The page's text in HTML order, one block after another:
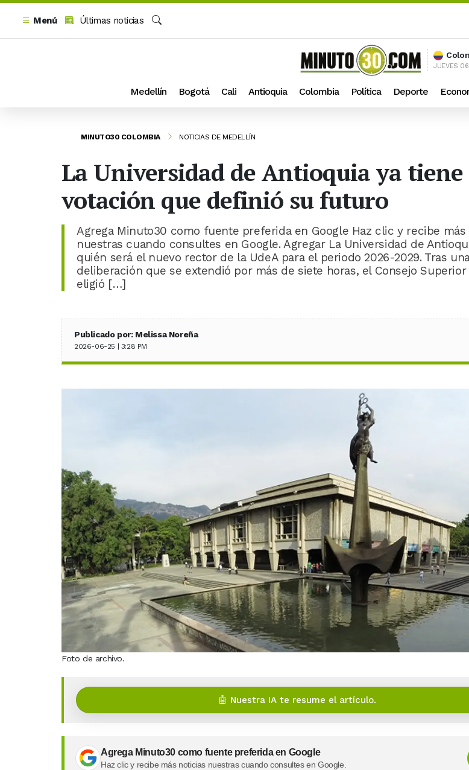
Menú
Últimas noticias
JUEVES
Medellín Bogotá Cali Antioquia Colombia Política Deporte
MINUTO30 COLOMBIA NOTICIAS DE MEDELLÍN
La Universidad de Antioquia ya
votación que definió su futuro
Agrega Minuto30 como fuente preferida en Google Haz clic y recibe más
nuestras cuando consultes en Google. Agregar La Universidad de
quién será el nuevo rector de la UdeA para el periodo 2026-2029. Tras
deliberación que se extendió por más de siete horas, el Consejo
eligió […]
Publicado por: Melissa Noreña
2026-06-25 | 3:28 PM
Foto de archivo.
🤖 Nuestra IA te resume el artículo.
Agrega Minuto30 como fuente preferida en Google
Haz clic y recibe más noticias nuestras cuando consultes en Google.